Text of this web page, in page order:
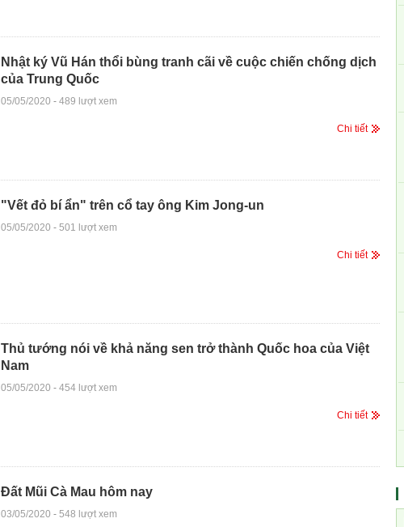
Nhật ký Vũ Hán thổi bùng tranh cãi về cuộc chiến chống dịch
của Trung Quốc
05/05/2020 - 489 lượt xem
Chi tiết
"Vết đỏ bí ẩn" trên cổ tay ông Kim Jong-un
05/05/2020 - 501 lượt xem
Chi tiết
Thủ tướng nói về khả năng sen trở thành Quốc hoa của Việt
Nam
05/05/2020 - 454 lượt xem
Chi tiết
Đất Mũi Cà Mau hôm nay
03/05/2020 - 548 lượt xem